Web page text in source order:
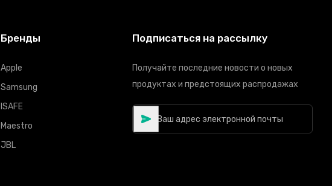
Бренды
Apple
Samsung
ISAFE
Maestro
JBL
Подписаться на рассылку
Получайте последние новости о новых
продуктах и предстоящих распродажах